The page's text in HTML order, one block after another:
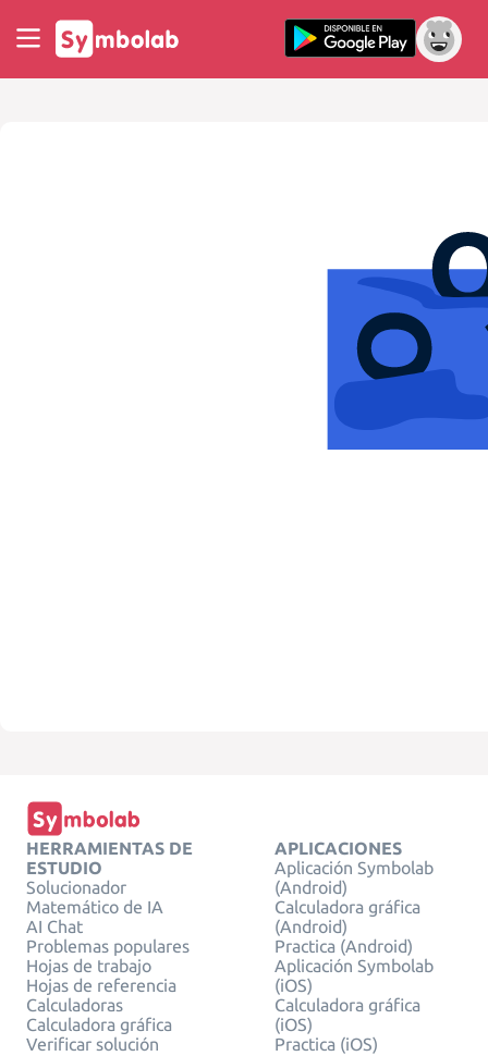
HERRAMIENTAS DE
ESTUDIO
Solucionador
Matemático de IA
AI Chat
Problemas populares
Hojas de trabajo
Hojas de referencia
Calculadoras
Calculadora gráfica
Verificar solución
APLICACIONES
Aplicación Symbolab
(Android)
Calculadora gráfica
(Android)
Practica (Android)
Aplicación Symbolab
(iOS)
Calculadora gráfica
(iOS)
Practica (iOS)